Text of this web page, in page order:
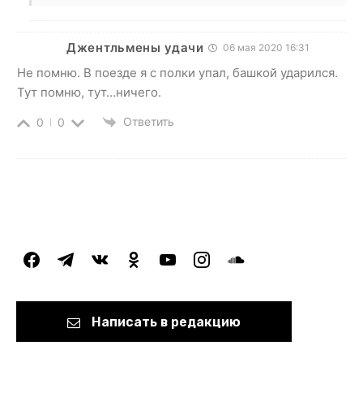
Джентльмены удачи 06 мая 2020 16:31
Не помню. В поезде я с полки упал, башкой ударился.
Тут помню, тут…ничего.
0 0 Ответить
facebooktelegramvkontakteodnoklassniki
youtubeinstagramsoundcloud
Написать в редакцию